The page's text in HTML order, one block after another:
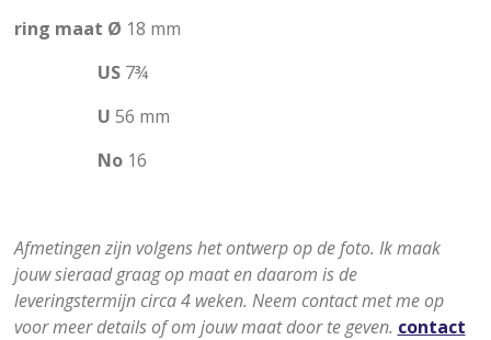
ring maat Ø 18 mm
US7¾
U 56 mm
No 16
Afmetingen zijn volgens het ontwerp op de foto. Ik maak
jouw sieraad graag op maat en daarom is de
leveringstermijn circa 4 weken. Neem contact met me op
voor meer details of om jouw maat door te geven. contact